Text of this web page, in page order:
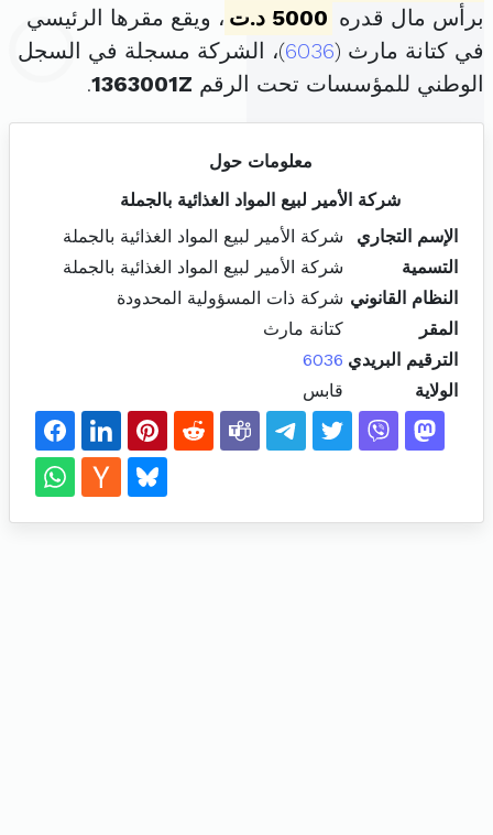
برأس مال قدره 5000 د.ت
، ويقع مقرها الرئيسي
في كتانة مارث (6036)، الشركة مسجلة في السجل
الوطني للمؤسسات تحت الرقم 1363001Z
.
معلومات حول
شركة الأمير لبيع المواد الغذائية بالجملة
الإسم التجاري
شركة الأمير لبيع المواد الغذائية بالجملة
التسمية
شركة الأمير لبيع المواد الغذائية بالجملة
النظام القانوني شركة ذات المسؤولية المحدودة
المقر
كتانة مارث
الترقيم البريدي 6036
الولاية
قابس